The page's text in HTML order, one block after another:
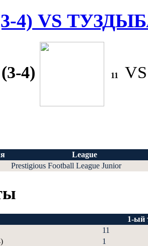
4) VS
4) 11
League
Prestigious Football League Junior
1-ый
11
1